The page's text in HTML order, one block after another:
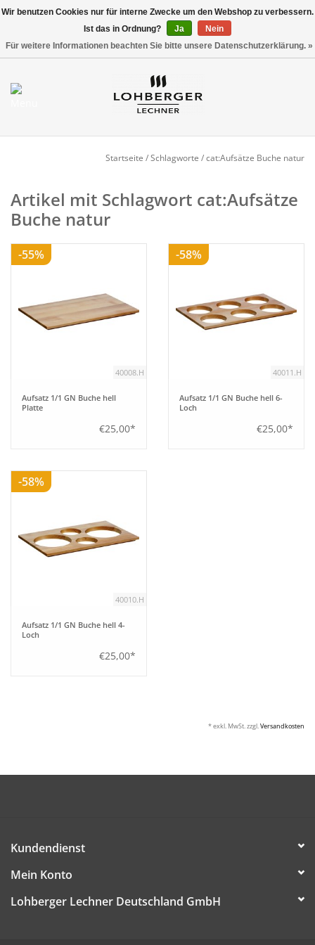
Mein Konto / Kundenkonto
NEU
Fingerfood
Einrichtung
Küche
Küchenmöbel
Startseite /Schlagworte /cat:Aufsätze Buche natur
Artikel mit Schlagwort cat:Aufsätze
Buche natur
-55%
40008.H
Aufsatz 1/1 GN Buche hell
Platte
€25,00*
-58%
40011.H
Aufsatz 1/1 GN Buche hell 6-
Loch
€25,00*
-58%
40010.H
Aufsatz 1/1 GN Buche hell 4-
Loch
€25,00*
* exkl. MwSt. zzgl.Versandkosten
Kundendienst
Mein Konto
Lohberger Lechner Deutschland GmbH
Wir benutzen Cookies nur für interne Zwecke um den Webshop zu verbessern.
Ist das in Ordnung?
Ja
Nein
Für weitere Informationen beachten Sie bitte unsere Datenschutzerklärung. »